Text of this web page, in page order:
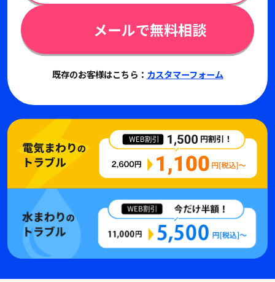
メールで無料相談
既存のお客様はこちら： カスタマーフォーム